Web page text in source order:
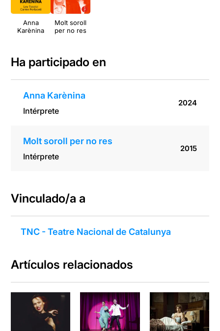
Anna
Karènina
Molt soroll
per no res
Ha participado en
Anna Karènina
Intérprete
2024
Molt soroll per no res
Intérprete
2015
Vinculado/a a
TNC - Teatre Nacional de Catalunya
Artículos relacionados